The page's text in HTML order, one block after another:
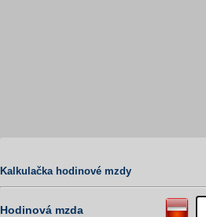
Kalkulačka hodinové mzdy
Hodinová mzda